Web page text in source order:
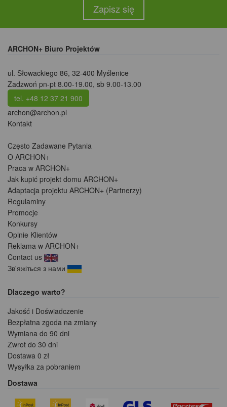
Zapisz się
ARCHON+ Biuro Projektów
ul. Słowackiego 86, 32-400 Myślenice
Zadzwoń pn-pt 8.00-19.00, sb 9.00-13.00
tel. +48 12 37 21 900
archon@archon.pl
Kontakt
Często Zadawane Pytania
O ARCHON+
Praca w ARCHON+
Jak kupić projekt domu ARCHON+
Adaptacja projektu ARCHON+ (Partnerzy)
Regulaminy
Promocje
Konkursy
Opinie Klientów
Reklama w ARCHON+
Contact us
Зв'яжіться з нами
Dlaczego warto?
Jakość i Doświadczenie
Bezpłatna zgoda na zmiany
Wymiana do 90 dni
Zwrot do 30 dni
Dostawa 0 zł
Wysyłka za pobraniem
Dostawa